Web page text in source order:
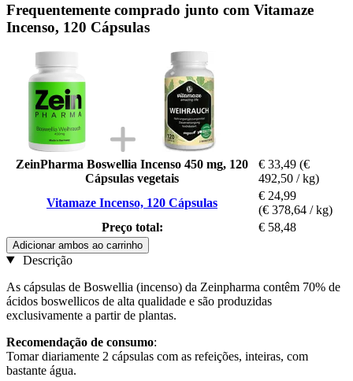
Frequentemente comprado junto com Vitamaze
Incenso, 120 Cápsulas
ZeinPharma Boswellia Incenso 450 mg, 120
Cápsulas vegetais
€ 33,49 (€
492,50 / kg)
Vitamaze Incenso, 120 Cápsulas
€ 24,99
(€ 378,64 / kg)
Preço total:
€ 58,48
Adicionar ambos ao carrinho
Descrição
As cápsulas de Boswellia (incenso) da Zeinpharma contêm 70% de
ácidos boswellicos de alta qualidade e são produzidas
exclusivamente a partir de plantas.
Recomendação de consumo:
Tomar diariamente 2 cápsulas com as refeições, inteiras, com
bastante água.